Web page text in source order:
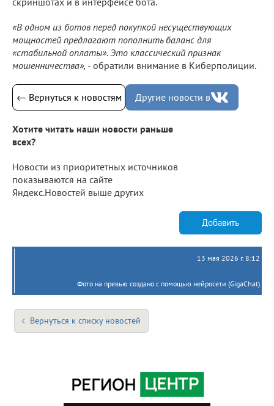
«В одном из ботов перед покупкой несуществующих
мощностей предлагают пополнить баланс для
«стабильной оплаты». Это классический признак
мошенничества», - обратили внимание в Киберполиции.
← Вернуться к новостям Другие новости в
Хотите читать наши новости раньше
всех?
Новости из приоритетных источников
показываются на сайте
Яндекс.Новостей выше других
Добавить
13 мая 2026 г. 8:12
Фото на превью создано с помощью нейросети (GigaChat)
Вернуться к списку новостей